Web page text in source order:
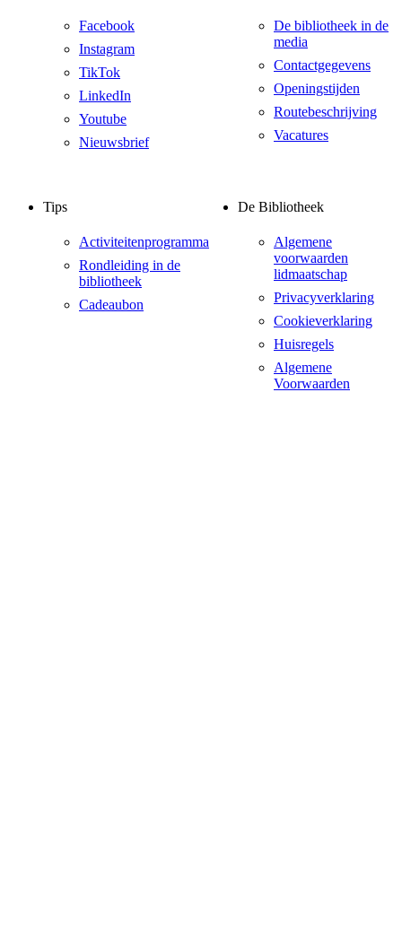
Facebook
Instagram
TikTok
LinkedIn
Youtube
Nieuwsbrief
De bibliotheek in de
media
Contactgegevens
Openingstijden
Routebeschrijving
Vacatures
Tips
Activiteitenprogramma
Rondleiding in de
bibliotheek
Cadeaubon
De Bibliotheek
Algemene
voorwaarden
lidmaatschap
Privacyverklaring
Cookieverklaring
Huisregels
Algemene
Voorwaarden